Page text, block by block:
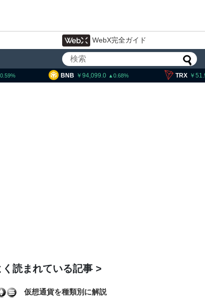
WebX完全ガイド
0.68 TRX
領発言、「仮想通貨主
渡さない」
く読まれている記事
仮想通貨を種類別に解説